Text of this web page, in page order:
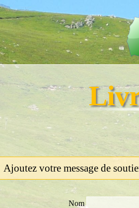
Ajoutez votre message de
Nom